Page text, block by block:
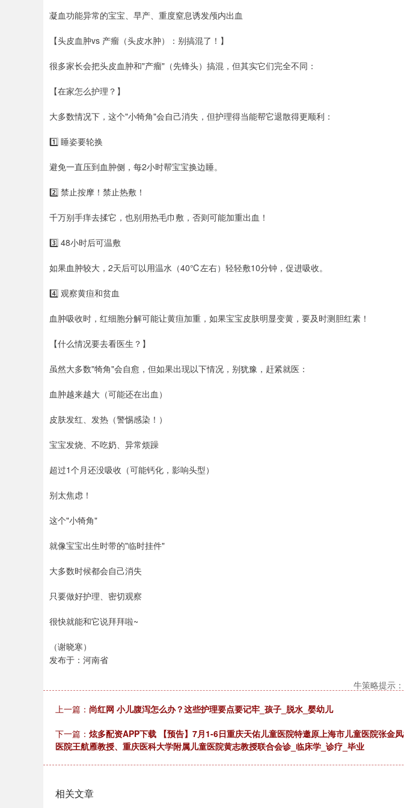
凝血功能异常的宝宝、早产、重度窒息诱发颅内出血
【头皮血肿vs 产瘤（头皮水肿）：别搞混了！】
很多家长会把头皮血肿和"产瘤"（先锋头）搞混，但其实它们完全不同：
【在家怎么护理？】
大多数情况下，这个"小犄角"会自己消失，但护理得当能帮它退散得更顺利：
1️⃣ 睡姿要轮换
避免一直压到血肿侧，每2小时帮宝宝换边睡。
2️⃣ 禁止按摩！禁止热敷！
千万别手痒去揉它，也别用热毛巾敷，否则可能加重出血！
3️⃣ 48小时后可温敷
如果血肿较大，2天后可以用温水（40℃左右）轻轻敷10分钟，促进吸收。
4️⃣ 观察黄疸和贫血
血肿吸收时，红细胞分解可能让黄疸加重，如果宝宝皮肤明显变黄，要及时测胆红素！
【什么情况要去看医生？】
虽然大多数"犄角"会自愈，但如果出现以下情况，别犹豫，赶紧就医：
血肿越来越大（可能还在出血）
皮肤发红、发热（警惕感染！）
宝宝发烧、不吃奶、异常烦躁
超过1个月还没吸收（可能钙化，影响头型）
别太焦虑！
这个"小犄角"
就像宝宝出生时带的"临时挂件"
大多数时候都会自己消失
只要做好护理、密切观察
很快就能和它说拜拜啦~
（谢晓寒）
发布于：河南省
牛策略提示
上一篇： 尚红网 小儿腹泻怎么办？这些护理要点要记牢_孩子_脱水_婴幼儿
下一篇： 炫多配资APP下载 【预告】7月1-6日重庆天佑儿童医院特邀原上海市儿童医院张金
医院王航雁教授、重庆医科大学附属儿童医院黄志教授联合会诊_临床学_诊疗_毕业
相关文章